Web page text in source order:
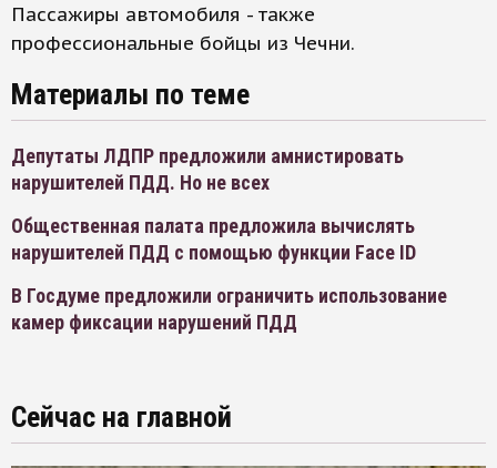
Пассажиры автомобиля - также
профессиональные бойцы из Чечни.
Материалы по теме
Депутаты ЛДПР предложили амнистировать
нарушителей ПДД. Но не всех
Общественная палата предложила вычислять
нарушителей ПДД с помощью функции Face ID
В Госдуме предложили ограничить использование
камер фиксации нарушений ПДД
Сейчас на главной